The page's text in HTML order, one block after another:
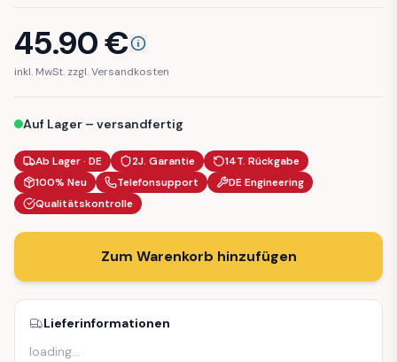
45.90€
inkl. MwSt. zzgl. Versandkosten
Auf Lager – versandfertig
Ab Lager · DE 2J. Garantie
14T. Rückgabe
100% Neu
Telefonsupport
DE Engineering
Qualitätskontrolle
Zum Warenkorb hinzufügen
Lieferinformationen
loading…